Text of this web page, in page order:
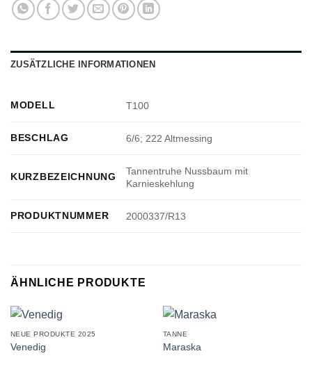
ZUSÄTZLICHE INFORMATIONEN
MODELL T100
BESCHLAG 6/6; 222 Altmessing
KURZBEZEICHNUNG
Tannentruhe Nussbaum mit
Karnieskehlung
PRODUKTNUMMER 2000337/R13
ÄHNLICHE PRODUKTE
NEUE PRODUKTE 2025
Venedig
TANNE
Maraska